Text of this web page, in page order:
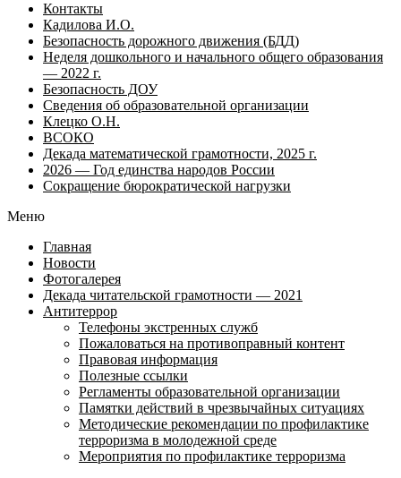
Контакты
Кадилова И.О.
Безопасность дорожного движения (БДД)
Неделя дошкольного и начального общего образования
— 2022 г.
Безопасность ДОУ
Сведения об образовательной организации
Клецко О.Н.
ВСОКО
Декада математической грамотности, 2025 г.
2026 — Год единства народов России
Сокращение бюрократической нагрузки
Меню
Главная
Новости
Фотогалерея
Декада читательской грамотности — 2021
Антитеррор
Телефоны экстренных служб
Пожаловаться на противоправный контент
Правовая информация
Полезные ссылки
Регламенты образовательной организации
Памятки действий в чрезвычайных ситуациях
Методические рекомендации по профилактике
терроризма в молодежной среде
Мероприятия по профилактике терроризма